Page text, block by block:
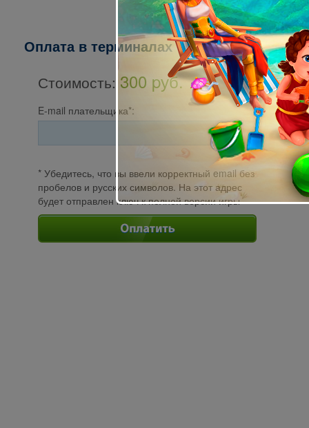
Оплата в терминалах "ПСКБ":
Стоимость: 300 pуб.
E-mail плательщика*:
* Убедитесь, что вы ввели корректный email без
пробелов и русских символов. На этот адрес
будет отправлен ключ к полной версии игры